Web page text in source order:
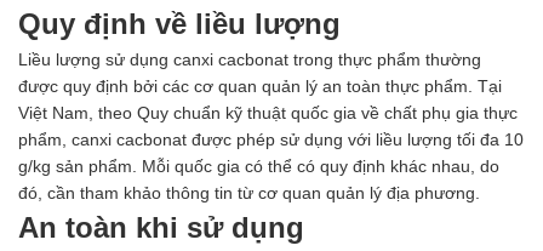
Quy định về liều lượng
Liều lượng sử dụng canxi cacbonat trong thực phẩm thường
được quy định bởi các cơ quan quản lý an toàn thực phẩm. Tại
Việt Nam, theo Quy chuẩn kỹ thuật quốc gia về chất phụ gia thực
phẩm, canxi cacbonat được phép sử dụng với liều lượng tối đa 10
g/kg sản phẩm. Mỗi quốc gia có thể có quy định khác nhau, do
đó, cần tham khảo thông tin từ cơ quan quản lý địa phương.
An toàn khi sử dụng